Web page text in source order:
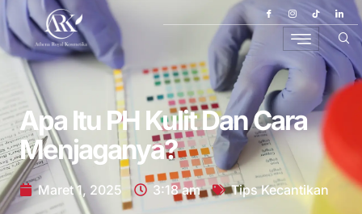
Apa Itu PH Kulit Dan Cara
Menjaganya?
Maret 1, 2025 3:18 am Tips Kecantikan